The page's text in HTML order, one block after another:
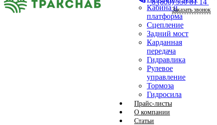
Кабина и
платформа
Сцепление
Задний мост
Карданная
передача
Гидравлика
Рулевое
управление
Тормоза
Гидросила
Прайс-листы
О компании
Статьи
Заказать звонок